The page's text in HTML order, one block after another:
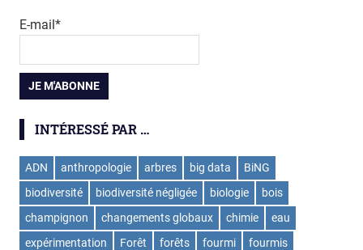
E-mail*
INTÉRESSÉ PAR …
ADN anthropologie arbres big data
BiNG
biodiversité
biodiversité négligée biologie
bois
champignon
changements globaux chimie
eau
expérimentation
Forêt forêts fourmi
fourmis